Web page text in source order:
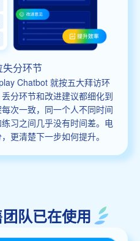
失分环节
Chatbot 就按五大拜访环
分环节和改进建议都细化到
次一致，同一个人不同时间
习之间几乎没有时间差。电
更清楚下一步如何提升。
队已在使用